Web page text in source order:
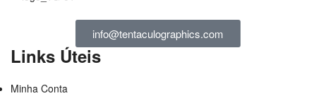
info@tentaculographics.com
Links Úteis
Minha Conta